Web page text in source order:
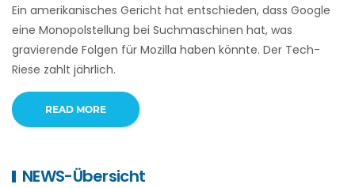
Ein amerikanisches Gericht hat entschieden, dass Google
eine Monopolstellung bei Suchmaschinen hat, was
gravierende Folgen für Mozilla haben könnte. Der Tech-
Riese zahlt jährlich.
READ MORE
NEWS-Übersicht